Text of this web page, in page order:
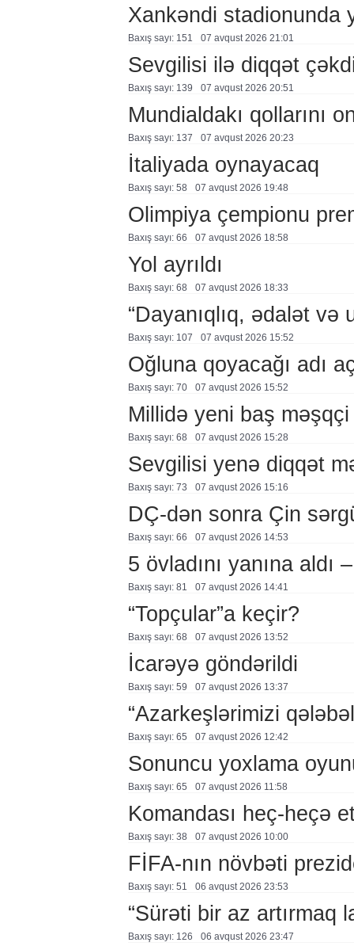
Xankəndi stadionunda
Baxış sayı: 151 07 avqust 2026 21:01
Sevgilisi ilə diqqət
Baxış sayı: 139 07 avqust 2026 20:51
Mundialdakı qollarını
Baxış sayı: 137 07 avqust 2026 20:23
İtaliyada oynayacaq
Baxış sayı: 58 07 avqust 2026 19:48
Olimpiya çempionu
Baxış sayı: 66 07 avqust 2026 18:58
Yol ayrıldı
Baxış sayı: 68 07 avqust 2026 18:33
“Dayanıqlıq, ədalət
Baxış sayı: 107 07 avqust 2026 15:52
Oğluna qoyacağı adı
Baxış sayı: 70 07 avqust 2026 15:52
Millidə yeni baş məşqçi
Baxış sayı: 68 07 avqust 2026 15:28
Sevgilisi yenə diqqət
Baxış sayı: 73 07 avqust 2026 15:16
DÇ-dən sonra Çin
Baxış sayı: 66 07 avqust 2026 14:53
5 övladını yanına aldı
Baxış sayı: 81 07 avqust 2026 14:41
“Topçular”a keçir?
Baxış sayı: 68 07 avqust 2026 13:52
İcarəyə göndərildi
Baxış sayı: 59 07 avqust 2026 13:37
“Azarkeşlərimizi
Baxış sayı: 65 07 avqust 2026 12:42
Sonuncu yoxlama
Baxış sayı: 65 07 avqust 2026 11:58
Komandası heç-heçə
Baxış sayı: 38 07 avqust 2026 10:00
FİFA-nın növbəti
Baxış sayı: 51 06 avqust 2026 23:53
“Sürəti bir az artırmaq
Baxış sayı: 126 06 avqust 2026 23:47